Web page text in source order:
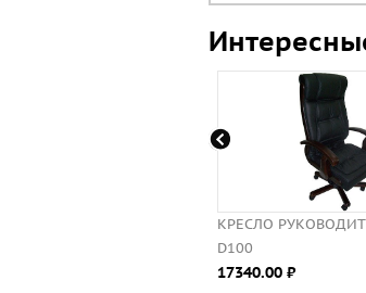
КРЕСЛО РУКОВОДИТЕЛЯ
17340.00 ⃏